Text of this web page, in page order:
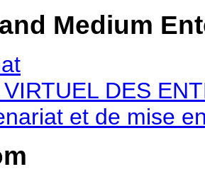
Medium
DES
et de mise